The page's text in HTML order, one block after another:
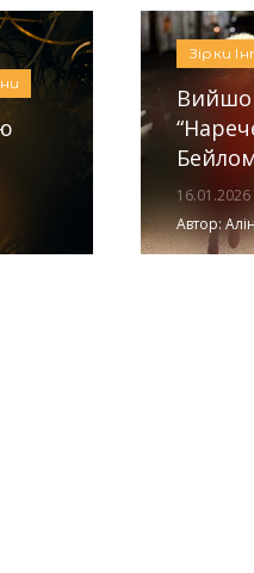
Зірки
16.01.2026
Автор: